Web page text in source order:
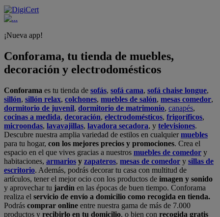
¡Nueva app!
Conforama, tu tienda de muebles,
decoración y electrodomésticos
Conforama es tu tienda de sofás, sofá cama, sofá chaise longue,
sillón, sillón relax, colchones, muebles de salón, mesas comedor,
dormitorio de juvenil, dormitorio de matrimonio, canapés,
cocinas a medida, decoración, electrodomésticos, frigoríficos,
microondas, lavavajillas, lavadora secadora, y televisiones.
Descubre nuestra amplia variedad de estilos en cualquiermuebles
para tu hogar, con los mejores precios y promociones. Crea el
espacio en el que vives gracias a nuestros muebles de comedor y
habitaciones, armarios y zapateros, mesas de comedor y sillas de
escritorio. Además, podrás decorar tu casa con multitud de
artículos, tener el mejor ocio con los productos de imagen y sonido
y aprovechar tu jardín en las épocas de buen tiempo. Conforama
realiza el servicio de envío a domicilio como recogida en tienda.
Podrás comprar online entre nuestra gama de más de 7.000
productos y recibirlo en tu domicilio, o bien con recogida gratis